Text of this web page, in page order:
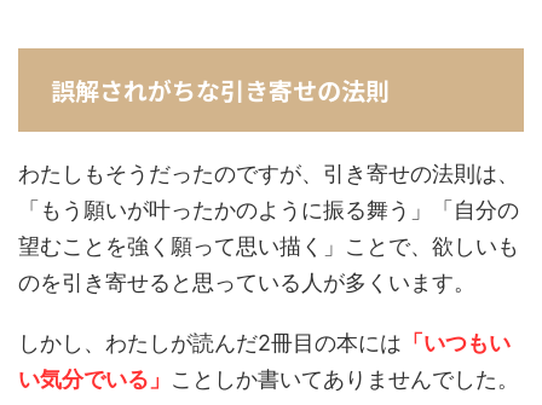
誤解されがちな引き寄せの法則
わたしもそうだったのですが、引き寄せの法則は、
「もう願いが叶ったかのように振る舞う」「自分の
望むことを強く願って思い描く」ことで、欲しいも
のを引き寄せると思っている人が多くいます。
しかし、わたしが読んだ2冊目の本には 「いつもい
い気分でいる」 ことしか書いてありませんでした。